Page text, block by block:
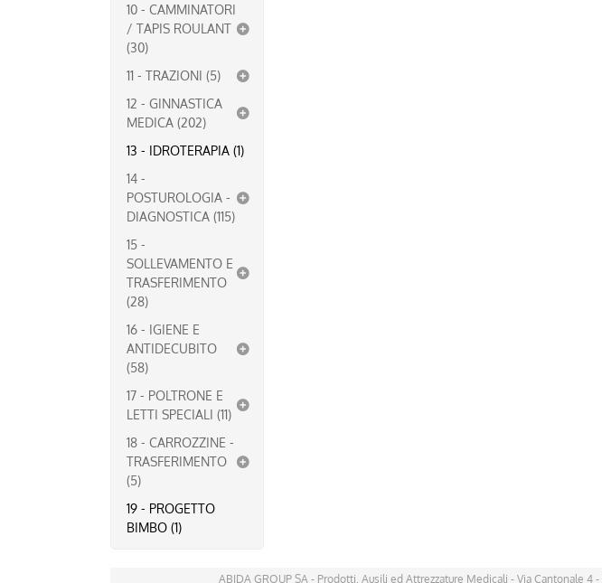
10 - CAMMINATORI
/ TAPIS ROULANT
(30)
11 - TRAZIONI (5)
12 - GINNASTICA
MEDICA (202)
13 - IDROTERAPIA (1)
14 -
POSTUROLOGIA -
DIAGNOSTICA (115)
15 -
SOLLEVAMENTO E
TRASFERIMENTO
(28)
16 - IGIENE E
ANTIDECUBITO
(58)
17 - POLTRONE E
LETTI SPECIALI (11)
18 - CARROZZINE -
TRASFERIMENTO
(5)
19 - PROGETTO
BIMBO (1)
ABIDA GROUP SA - Prodotti, Ausili ed Attrezzature Medicali - Via Cantonale 4